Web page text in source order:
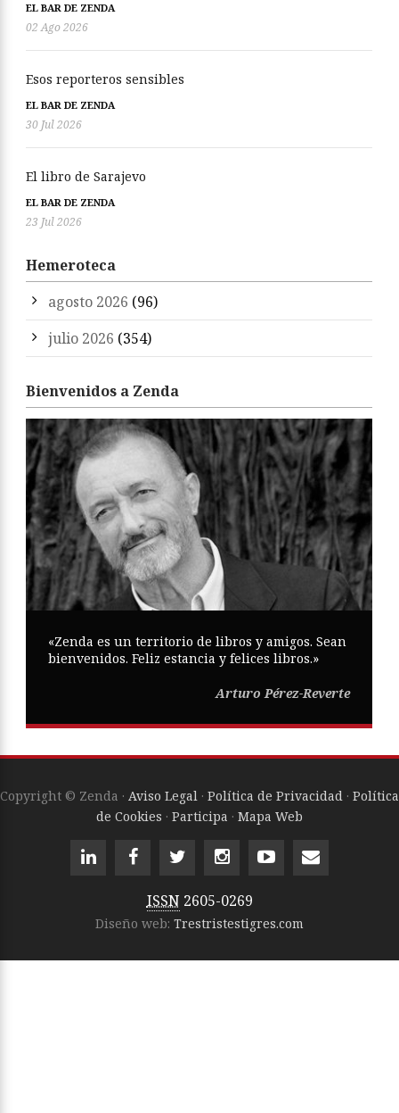
EL BAR DE ZENDA
02 Ago 2026
Esos reporteros sensibles
EL BAR DE ZENDA
30 Jul 2026
El libro de Sarajevo
EL BAR DE ZENDA
23 Jul 2026
Hemeroteca
agosto 2026 (96)
julio 2026 (354)
Bienvenidos a Zenda
«Zenda es un territorio de libros y amigos. Sean
bienvenidos. Feliz estancia y felices libros.»
Arturo Pérez-Reverte
Copyright © Zenda · Aviso Legal · Política de Privacidad · Política
de Cookies · Participa · Mapa Web
ISSN 2605-0269
Diseño web: Trestristestigres.com